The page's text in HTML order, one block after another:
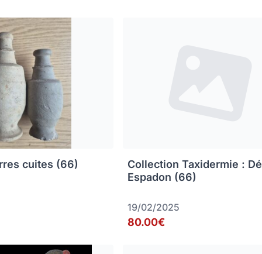
cuites (66)
Collection Taxidermie :
Espadon (66)
19/02/2025
80.00€